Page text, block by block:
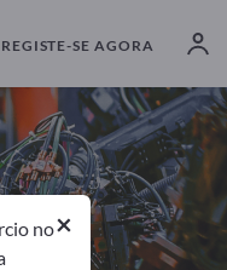
REGISTE-SE AGORA
Exportadores
×
no